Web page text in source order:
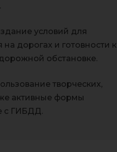
условий для
дорогах и готовности к
обстановке.
творческих,
активные формы
с ГИБДД.